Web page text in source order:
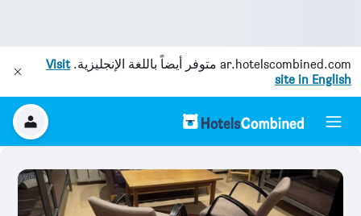
ar.hotelscombined.com متوفر أيضاً باللغة الإنجليزية.Visit
site in English